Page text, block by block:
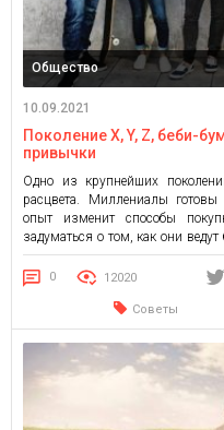
Общество
10.09.2021
Поколение X, Y, Z, беби-
привычки
Одно из крупнейших
расцвета. Миллениалы
опыт изменит способы
задуматься о том, как они
правильными знаниями, вы
стратегии так, чтобы
потребителей (Беби-бумеры,
0 12020
Советы